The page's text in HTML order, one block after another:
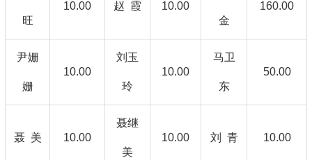
旺
10.00 赵 霞 10.00
金
160.00
尹姗
姗
10.00
刘玉
玲
10.00
马卫
东
50.00
聂 美 10.00
聂继
美
10.00 刘 青 10.00